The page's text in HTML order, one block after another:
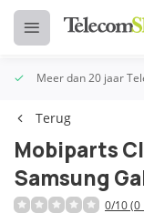
Meer dan 20 jaar
Terug
Mobiparts
Samsung
0/10 (0